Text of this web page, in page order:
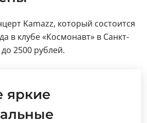
Kamazz, который состоится
в клубе «Космонавт» в Санкт-
2500 рублей.
яркие